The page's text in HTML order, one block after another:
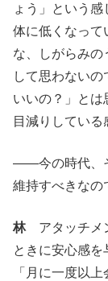
ょう」という
体に低くなって
な、しがらみの
して思わない
いいの？」とは
目減りしている
――今の時代、
維持すべきなの
林アタッチメ
ときに安心感
「月に一度以